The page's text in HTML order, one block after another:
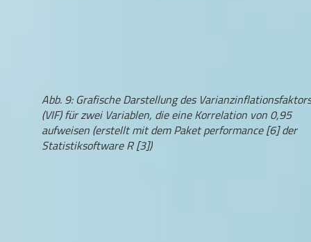
Abb. 9: Grafische Darstellung des Varianzinflationsfaktors
(VIF) für zwei Variablen, die eine Korrelation von 0,95
aufweisen (erstellt mit dem Paket performance [6] der
Statistiksoftware R [3])